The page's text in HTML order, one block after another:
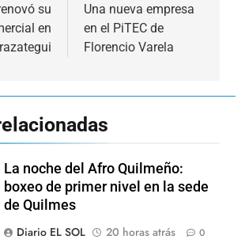
su
en
Una nueva empresa
en el PiTEC de
Florencio Varela
La noche del Afro Quilmeño:
boxeo de primer nivel en la sede
de Quilmes
Diario EL SOL
20 horas atrás 0